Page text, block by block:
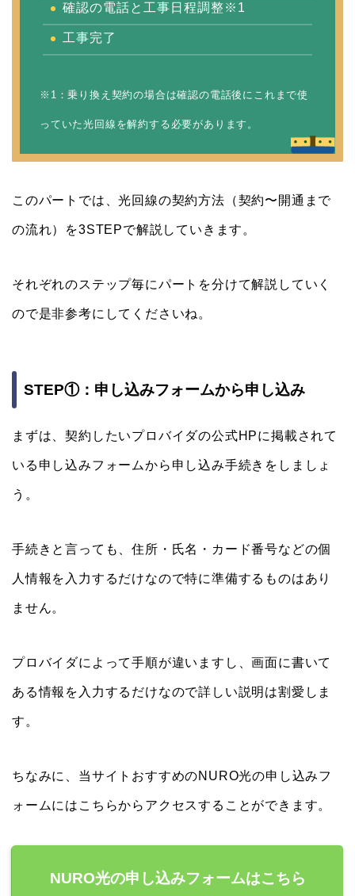
確認の電話と工事日程調整※1
工事完了
※1：乗り換え契約の場合は確認の電話後にこれまで使
っていた光回線を解約する必要があります。
このパートでは、光回線の契約方法（契約〜開通まで
の流れ）を3STEPで解説していきます。
それぞれのステップ毎にパートを分けて解説していく
ので是非参考にしてくださいね。
STEP①：申し込みフォームから申し込み
まずは、契約したいプロバイダの公式HPに掲載されて
いる申し込みフォームから申し込み手続きをしましょ
う。
手続きと言っても、住所・氏名・カード番号などの個
人情報を入力するだけなので特に準備するものはあり
ません。
プロバイダによって手順が違いますし、画面に書いて
ある情報を入力するだけなので詳しい説明は割愛しま
す。
ちなみに、当サイトおすすめのNURO光の申し込みフ
ォームにはこちらからアクセスすることができます。
NURO光の申し込みフォームはこちら